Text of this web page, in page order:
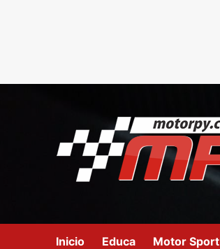
Inicio Educa Motor Sport